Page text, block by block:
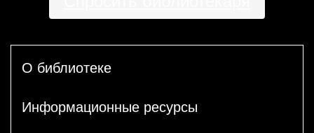
О библиотеке
Информационные ресурсы